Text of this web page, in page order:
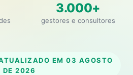
3.000+
gestores e consultores
EM 03 AGOSTO
DE 2026